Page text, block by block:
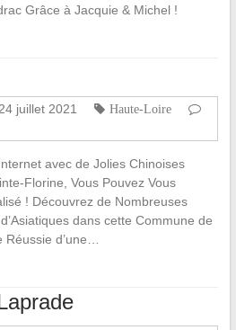
Grâce à Jacquie & Michel !
24 juillet 2021
Haute-Loire
avec de Jolies Chinoises
Florine, Vous Pouvez Vous
! Découvrez de Nombreuses
dans cette Commune de
d’une…